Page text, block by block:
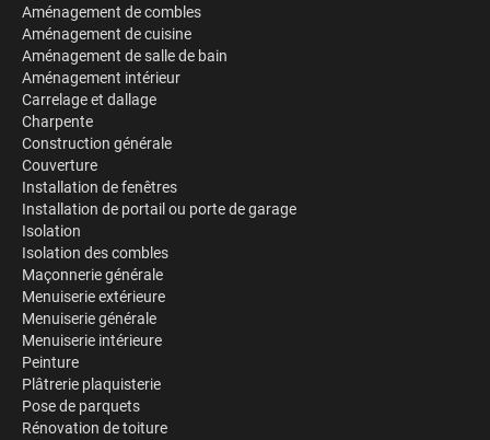
Aménagement de combles
Aménagement de cuisine
Aménagement de salle de bain
Aménagement intérieur
Carrelage et dallage
Charpente
Construction générale
Couverture
Installation de fenêtres
Installation de portail ou porte de garage
Isolation
Isolation des combles
Maçonnerie générale
Menuiserie extérieure
Menuiserie générale
Menuiserie intérieure
Peinture
Plâtrerie plaquisterie
Pose de parquets
Rénovation de toiture